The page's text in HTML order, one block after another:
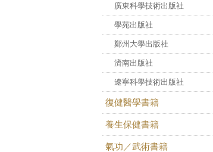
廣東科學技術出版社
學苑出版社
鄭州大學出版社
濟南出版社
遼寧科學技術出版社
復健醫學書籍
養生保健書籍
氣功／武術書籍